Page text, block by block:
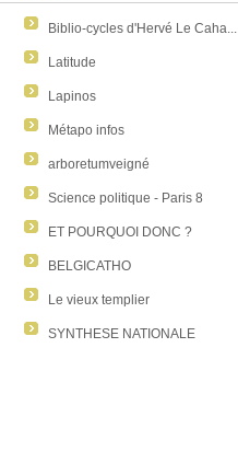
Biblio-cycles d'Hervé Le Caha...
Latitude
Lapinos
Métapo infos
arboretumveigné
Science politique - Paris 8
ET POURQUOI DONC ?
BELGICATHO
Le vieux templier
SYNTHESE NATIONALE